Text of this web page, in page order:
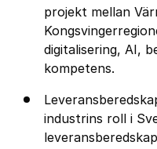
projekt mellan
digitalisering, AI,
kompetens.
industrins roll i